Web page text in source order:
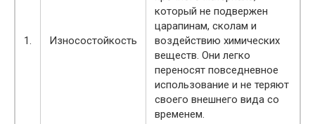
1. Износостойкость
который не подвержен
царапинам, сколам и
воздействию химических
веществ. Они легко
переносят повседневное
использование и не теряют
своего внешнего вида со
временем.